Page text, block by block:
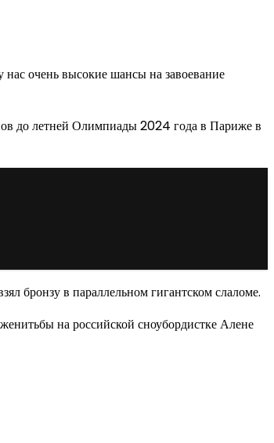
нас очень высокие шансы на завоевание
до летней Олимпиады 2024 года в Париже в
бронзу в параллельном гигантском слаломе.
на российской сноубордистке Алене